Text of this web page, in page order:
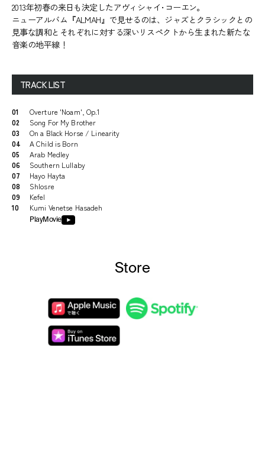
2013年初春の来日も決定したアヴィシャイ･コーエン。
ニューアルバム『ALMAH』で見せるのは、ジャズとクラシックとの
見事な調和とそれぞれに対する深いリスペクトから生まれた新たな
音楽の地平線！
TRACK LIST
01
Overture 'Noam', Op.1
02
Song For My Brother
03
On a Black Horse / Linearity
04
A Child is Born
05
Arab Medley
06
Southern Lullaby
07
Hayo Hayta
08
Shlosre
09
Kefel
10
Kumi Venetse Hasadeh
PlayMovie
Store